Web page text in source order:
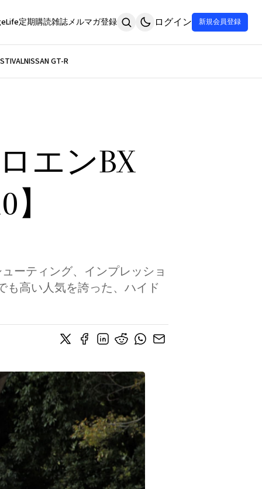
定期購読雑誌メルマガ登録 ログイン 新規会員登録
NISSAN GT-R
エンBX
ーティング、インプレッショ
も高い人気を誇った、ハイド